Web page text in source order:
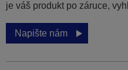
je váš produkt po záruce,
Napište nám